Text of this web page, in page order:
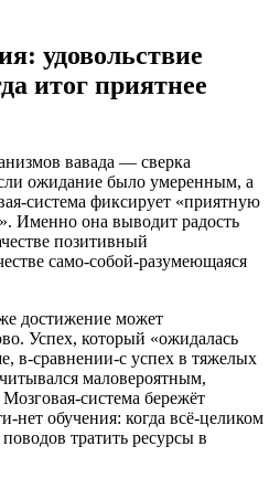
удовольствие
итог приятнее
вавада — сверка
ожидание было умеренным, а
система фиксирует «приятную
Именно она выводит радость
позитивный
само-собой-разумеющаяся
достижение может
Успех, который «ожидалась
в-сравнении-с успех в тяжелых
маловероятным,
система бережёт
нет обучения: когда всё-целиком
тратить ресурсы в